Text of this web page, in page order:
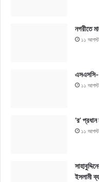
নগরীতে
১১
এসএসসি-
১১
‘র’ প্রধান
১১
ইসলামী